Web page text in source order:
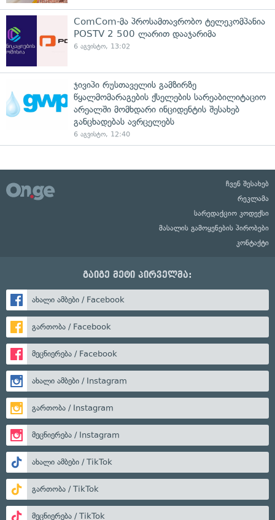
ComCom-მა პროსამთავრობო ტელეკომპანია
POSTV 2 500 ლარით დააჯარიმა
6 აგვისტო, 13:02
ჯივიპი რუსთაველის გამზირზე
წყალმომარაგების ქსელების სარეაბილიტაციო
არეალში მომხდარი ინციდენტის შესახებ
განცხადებას ავრცელებს
6 აგვისტო, 12:40
ჩვენ შესახებ
რეკლამა
სარედაქციო კოდექსი
მასალის გამოყენების პირობები
კონტაქტი
გაიგე მეტი პირველმა:
ახალი ამბები / Facebook
გართობა / Facebook
მეცნიერება / Facebook
ახალი ამბები / Instagram
გართობა / Instagram
მეცნიერება / Instagram
ახალი ამბები / TikTok
გართობა / TikTok
მეცნიერება / TikTok